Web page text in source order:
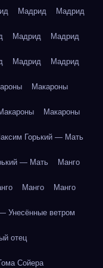
Мадрид Мадрид
Мадрид Мадрид
Мадрид Мадрид
Макароны
Макароны
Горький — Мать
— Мать Манго
Манго Манго
Унесённые ветром
отец
Сойера